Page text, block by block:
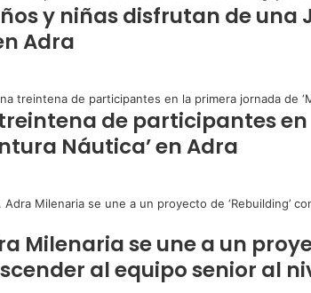
y niñas disfrutan de una
Adra
de participantes
Náutica’ en Adra
Milenaria se une a un
al equipo senior al